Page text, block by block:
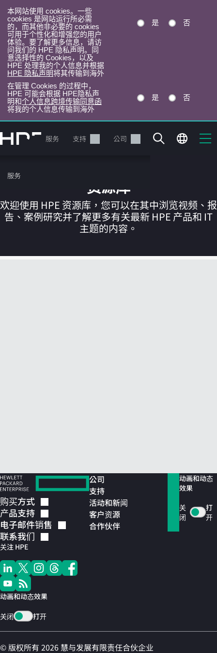
本网站使用 cookies。一些
cookies 是网站运行所必需
的，而其他非必要的 cookies
可用于个性化和增强您的用户
体验。要了解更多信息，请访
问我们的 HPE 隐私声明。同
意选择性的 Cookies，以及
HPE 处理我的个人信息并根据
HPE 隐私声明将其传输到海外
是 否
在管理 Cookies 的过程中，
HPE 可能会根据 HPE隐私声
明和个人信息跨境传输同意函
将我的个人信息传输到海外
是 否
转
到
目
录
产品 服务 支持 公司
服务
您的购物车目前是空的
资源库
欢迎使用 HPE 资源库，您可以在其中浏览视频、报
告、案例研究并了解更多有关最新 HPE 产品和 IT
主题的内容。
购买方式
产品支持
电子邮件销售
联系我们
关注 HPE
动画和动态效果
关闭 打开
公司
支持
活动和新闻
客户资源
合作伙伴
动画和动态
效果
关
闭
打
开
© 版权所有 2026 慧与发展有限责任合伙企业